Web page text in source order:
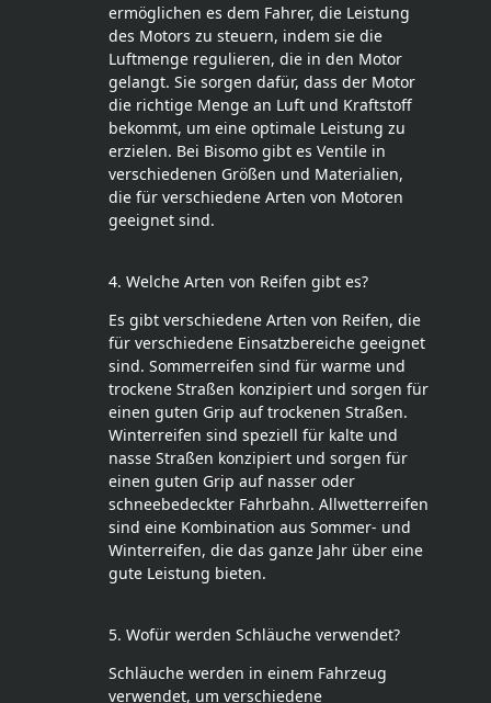
ermöglichen es dem Fahrer, die Leistung
des Motors zu steuern, indem sie die
Luftmenge regulieren, die in den Motor
gelangt. Sie sorgen dafür, dass der Motor
die richtige Menge an Luft und Kraftstoff
bekommt, um eine optimale Leistung zu
erzielen. Bei Bisomo gibt es Ventile in
verschiedenen Größen und Materialien,
die für verschiedene Arten von Motoren
geeignet sind.
4. Welche Arten von Reifen gibt es?
Es gibt verschiedene Arten von Reifen, die
für verschiedene Einsatzbereiche geeignet
sind. Sommerreifen sind für warme und
trockene Straßen konzipiert und sorgen für
einen guten Grip auf trockenen Straßen.
Winterreifen sind speziell für kalte und
nasse Straßen konzipiert und sorgen für
einen guten Grip auf nasser oder
schneebedeckter Fahrbahn. Allwetterreifen
sind eine Kombination aus Sommer- und
Winterreifen, die das ganze Jahr über eine
gute Leistung bieten.
5. Wofür werden Schläuche verwendet?
Schläuche werden in einem Fahrzeug
verwendet, um verschiedene